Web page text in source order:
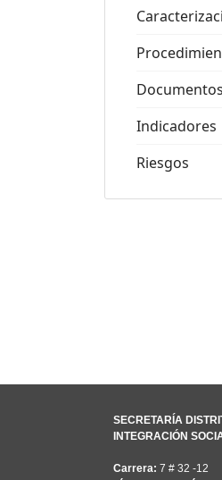
Indicadores
Riesgos
SECRETARÍA
INTEGRACIÓN
Carrera: 7 # 32 -12